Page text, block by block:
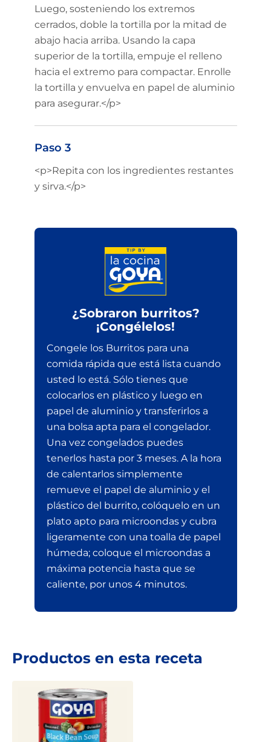
Luego, sosteniendo los extremos
cerrados, doble la tortilla por la mitad de
abajo hacia arriba. Usando la capa
superior de la tortilla, empuje el relleno
hacia el extremo para compactar. Enrolle
la tortilla y envuelva en papel de aluminio
para asegurar.</p>
Paso 3
<p>Repita con los ingredientes restantes
y sirva.</p>
¿Sobraron burritos?
¡Congélelos!
Congele los Burritos para una
comida rápida que está lista cuando
usted lo está. Sólo tienes que
colocarlos en plástico y luego en
papel de aluminio y transferirlos a
una bolsa apta para el congelador.
Una vez congelados puedes
tenerlos hasta por 3 meses. A la hora
de calentarlos simplemente
remueve el papel de aluminio y el
plástico del burrito, colóquelo en un
plato apto para microondas y cubra
ligeramente con una toalla de papel
húmeda; coloque el microondas a
máxima potencia hasta que se
caliente, por unos 4 minutos.
Productos en esta receta